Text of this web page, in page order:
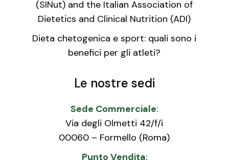
(SINut) and the Italian Association of
Dietetics and Clinical Nutrition (ADI)
Dieta chetogenica e sport: quali sono i
benefici per gli atleti?
Le nostre sedi
Sede Commerciale:
Via degli Olmetti 42/f/i
00060 – Formello (Roma)
Punto Vendita: